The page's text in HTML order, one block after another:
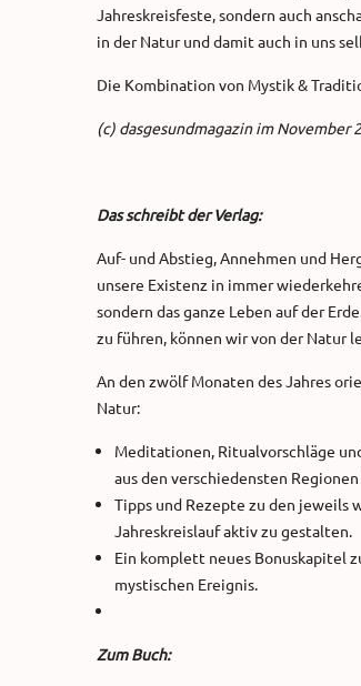
Jahreskreisfeste, sondern auch
in der Natur und damit auch in uns
Die Kombination von Mystik &
(c) dasgesundmagazin im November
Das schreibt der Verlag:
Auf- und Abstieg, Annehmen und
unsere Existenz in immer
sondern das ganze Leben auf der
zu führen, können wir von der Natur
An den zwölf Monaten des Jahres
Natur:
Meditationen, Ritualvorschläge
aus den verschiedensten
Tipps und Rezepte zu den jeweils
Jahreskreislauf aktiv zu gestalten.
Ein komplett neues Bonuskapitel
mystischen Ereignis.
Zum Buch: